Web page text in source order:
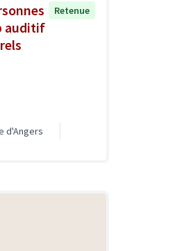
auditif
Retenue
d'Angers